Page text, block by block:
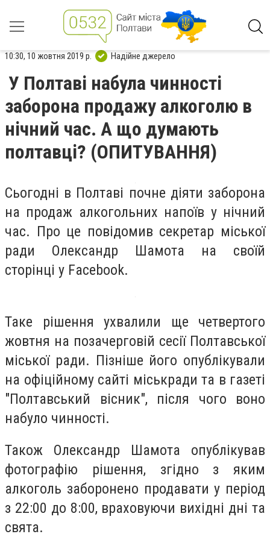
10:30, 10 жовтня 2019 р. Надійне джерело
У Полтаві набула чинності
заборона продажу алкоголю в
нічний час. А що думають
полтавці? (ОПИТУВАННЯ)
Сьогодні в Полтаві почне діяти заборона
на продаж алкогольних напоїв у нічний
час. Про це повідомив секретар міської
ради Олександр Шамота на своїй
сторінці у Facebook.
Таке рішення ухвалили ще четвертого
жовтня на позачерговій сесії Полтавської
міської ради. Пізніше його опублікували
на офіційному сайті міськради та в газеті
"Полтавський вісник", після чого воно
набуло чинності.
Також Олександр Шамота опублікував
фотографію рішення, згідно з яким
алкоголь заборонено продавати у період
з 22:00 до 8:00, враховуючи вихідні дні та
свята.